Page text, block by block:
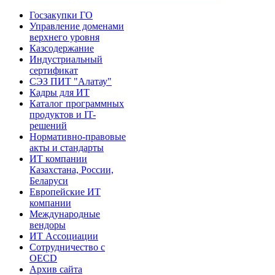
Госзакупки ГО
Управление доменами
верхнего уровня
Казсодержание
Индустриальный
сертификат
СЭЗ ПИТ "Алатау"
Кадры для ИТ
Каталог программных
продуктов и IT-
решений
Нормативно-правовые
акты и стандарты
ИТ компании
Казахстана, России,
Беларуси
Европейские ИТ
компании
Международные
вендоры
ИТ Ассоциации
Сотрудничество с
OECD
Архив сайта